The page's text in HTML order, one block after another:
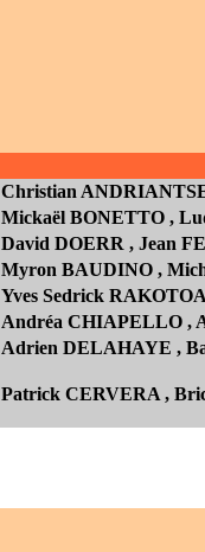
Christian
Mickaël BONETTO ,
David DOERR , Jean
Myron BAUDINO ,
Yves Sedrick
Andréa CHIAPELLO ,
Adrien DELAHAYE ,
Patrick CERVERA ,